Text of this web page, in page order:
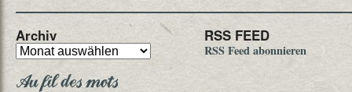
Archiv RSS FEED
RSS Feed abonnieren
Au fil des mots